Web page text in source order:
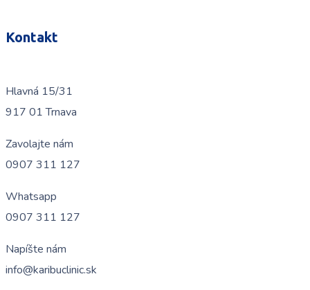
Kontakt
Hlavná 15/31
917 01 Trnava
Zavolajte nám
0907 311 127
Whatsapp
0907 311 127
Napíšte nám
info@karibuclinic.sk